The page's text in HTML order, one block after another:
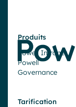
Produits
Powell Intranet
Powell
Governance
Tarification